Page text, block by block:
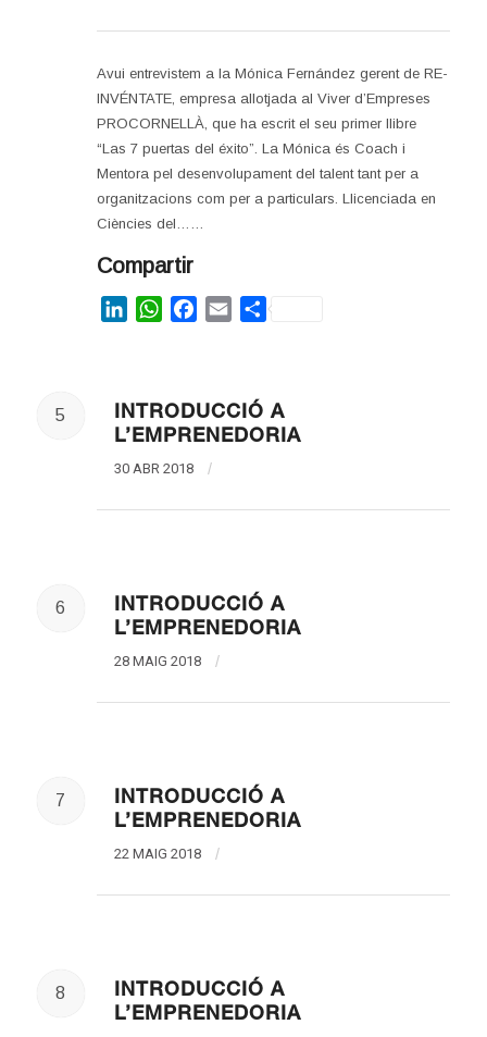
Avui entrevistem a la Mónica Fernández gerent de RE-
INVÉNTATE, empresa allotjada al Viver d’Empreses
PROCORNELLÀ, que ha escrit el seu primer llibre
“Las 7 puertas del éxito”. La Mónica és Coach i
Mentora pel desenvolupament del talent tant per a
organitzacions com per a particulars. Llicenciada en
Ciències del……
Compartir
LinkedInWhatsAppFacebook
EmailShare
5
INTRODUCCIÓ A
L’EMPRENEDORIA
30 ABR 2018 /
6
INTRODUCCIÓ A
L’EMPRENEDORIA
28 MAIG 2018 /
7
INTRODUCCIÓ A
L’EMPRENEDORIA
22 MAIG 2018 /
8
INTRODUCCIÓ A
L’EMPRENEDORIA